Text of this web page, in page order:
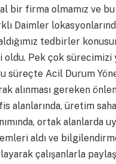
bir firma olmamız ve
Daimler
tedbirler
Pek çok sürecimizi
süreçte Acil Durum
alınması gereken
alanlarında, üretim
ortak alanlarda
aldı ve
çalışanlarla